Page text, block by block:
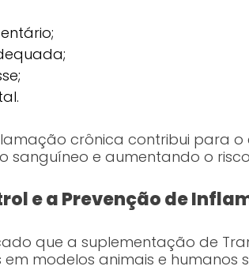
crônica contribui para
sanguíneo e aumentando o
e a Prevenção de
que a suplementação de
em modelos animais e humanos